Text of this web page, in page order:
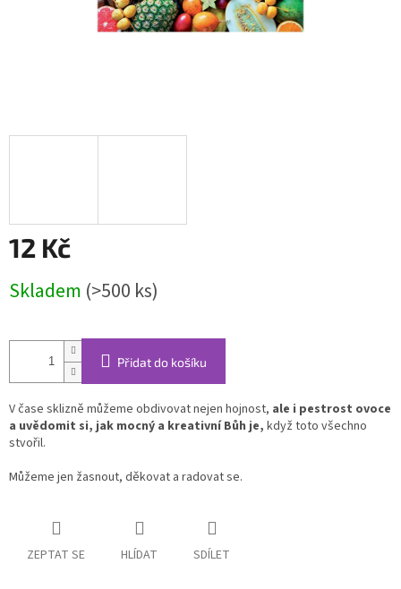
12 Kč
cena:
Skladem (>500 ks)
Přidat do košíku
V čase sklizně můžeme obdivovat nejen hojnost, ale i pestrost ovoce
a uvědomit si, jak mocný a kreativní Bůh je, když toto všechno
stvořil.
Můžeme jen žasnout, děkovat a radovat se.
ZEPTAT SE HLÍDAT SDÍLET